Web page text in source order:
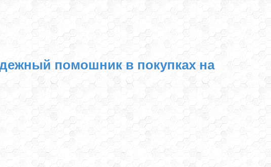
помошник в покупках на